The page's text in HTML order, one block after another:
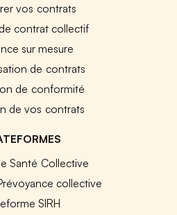
vos contrats
contrat collectif
sur mesure
de contrats
de conformité
de vos contrats
Santé Collective
collective
SIRH